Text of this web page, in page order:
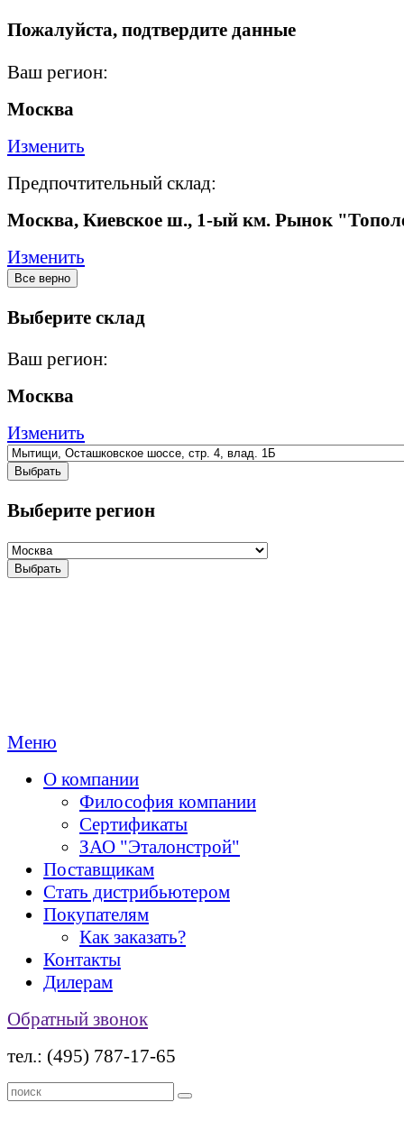
Пожалуйста, подтвердите данные
Ваш регион:
Москва
Изменить
Предпочтительный склад:
Москва, Киевское ш., 1-ый км. Рынок
Изменить
Все верно
Выберите склад
Ваш регион:
Москва
Изменить
Выбрать
Выберите регион
Выбрать
Меню
О компании
Философия компании
Сертификаты
ЗАО "Эталонстрой"
Поставщикам
Стать дистрибьютером
Покупателям
Как заказать?
Контакты
Дилерам
Обратный звонок
тел.: (495) 787-17-65